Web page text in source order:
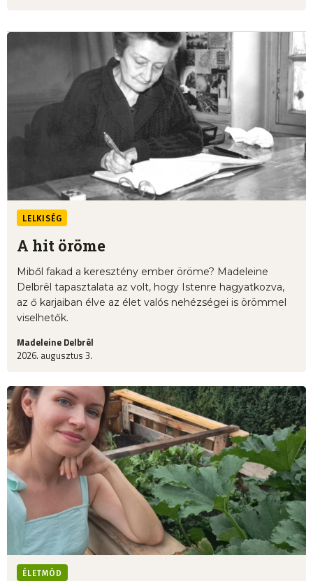
LELKISÉG
A hit öröme
Miből fakad a keresztény ember öröme? Madeleine
Delbrêl tapasztalata az volt, hogy Istenre hagyatkozva,
az ő karjaiban élve az élet valós nehézségei is örömmel
viselhetők.
Madeleine Delbrêl
2026. augusztus 3.
ÉLETMÓD